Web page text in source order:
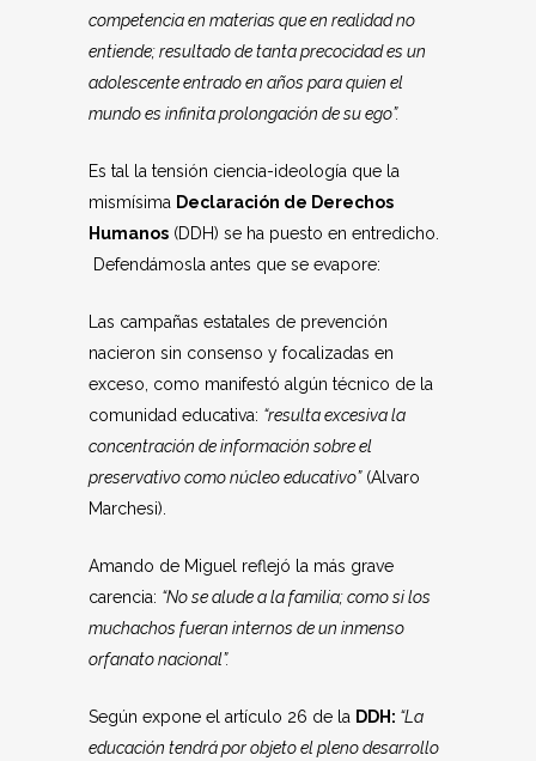
competencia en materias que en realidad no
entiende; resultado de tanta precocidad es un
adolescente entrado en años para quien el
mundo es infinita prolongación de su ego”.
Es tal la tensión ciencia-ideología que la
mismísima Declaración de Derechos
Humanos (DDH) se ha puesto en entredicho.
Defendámosla antes que se evapore:
Las campañas estatales de prevención
nacieron sin consenso y focalizadas en
exceso, como manifestó algún técnico de la
comunidad educativa: “resulta excesiva la
concentración de información sobre el
preservativo como núcleo educativo”(Alvaro
Marchesi).
Amando de Miguel reflejó la más grave
carencia: “No se alude a la familia; como si los
muchachos fueran internos de un inmenso
orfanato nacional”.
Según expone el artículo 26 de la DDH: “La
educación tendrá por objeto el pleno desarrollo